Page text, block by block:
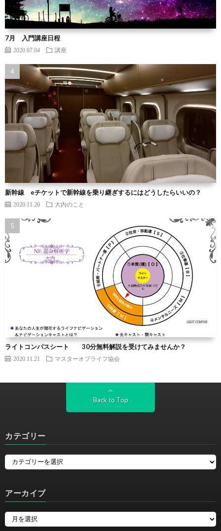
7月 入門講座日程
2020.07.04 講座
新幹線 eチケットで新幹線を乗り継ぎするにはどうしたらいいの？
2020.11.20 大内のこと
ライトコンパスシート 30分無料解説を受けてみませんか？
2020.11.21 マスターオブライフ協会
Back to Top
カテゴリー
アーカイブ